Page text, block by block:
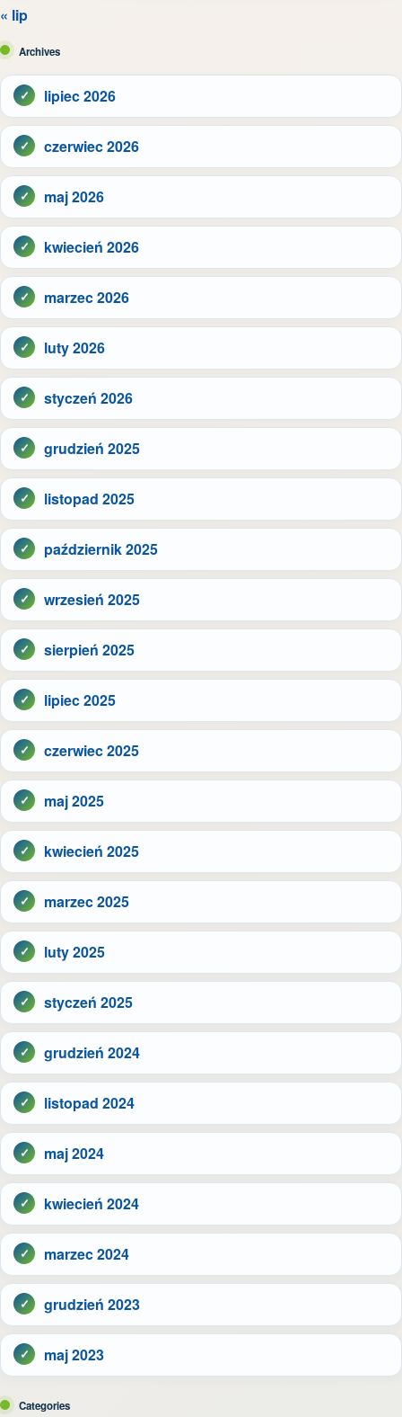
« lip
Archives
lipiec 2026
czerwiec 2026
maj 2026
kwiecień 2026
marzec 2026
luty 2026
styczeń 2026
grudzień 2025
listopad 2025
październik 2025
wrzesień 2025
sierpień 2025
lipiec 2025
czerwiec 2025
maj 2025
kwiecień 2025
marzec 2025
luty 2025
styczeń 2025
grudzień 2024
listopad 2024
maj 2024
kwiecień 2024
marzec 2024
grudzień 2023
maj 2023
Categories